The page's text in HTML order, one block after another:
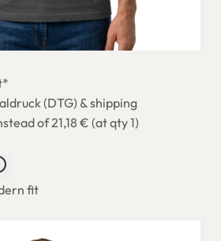
(DTG) & shipping
of 21,18 € (at qty 1)
fit